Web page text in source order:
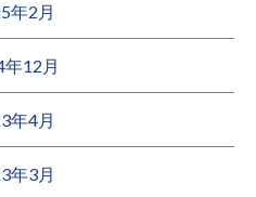
年2月
年12月
年4月
年3月